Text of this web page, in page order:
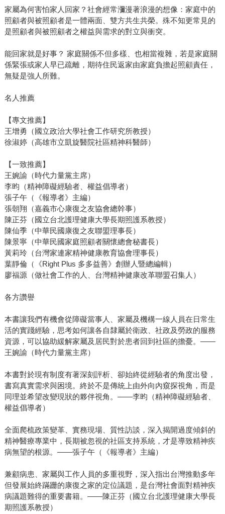
家屬為何害怕家人回家？社會經常瀰漫著浪漫的想像：家庭中的
照顧者與被照顧者是一體兩面、雙方共生共榮。殊不知更常見的
是照顧者與被照顧者之權益與需求的對立與衝突。
能回家就是好事？ 家庭關係不但多樣、也相當複雜，若是家庭關
係緊張或家人早已疏離，期待住民返家由家庭負擔起照顧責任，
無疑是強人所難。
名人推薦
【專文推薦】
王增勇（國立政治大學社會工作研究所教授）
徐淑婷（高雄市立凱旋醫院社區精神科醫師）
【一致推薦】
王婉諭（時代力量黨主席）
李昀（精神障礙經驗者、權益倡導者）
張子午（《報導者》主編）
張朝翔（嘉義市心康復之友協會總幹事）
陳正芬（國立台北護理健康大學長期照護系教授）
陳仙季（中華民國康復之友聯盟理事長）
陳景寧（中華民國家庭照顧者關懷總會秘書長）
黃莉玲（台灣家連家精神健康教育協會理事長）
葉靜倫（《Right Plus 多多益善》創辦人暨總編輯）
廖福源（做社會工作的人、台灣精神健康改革聯盟召集人）
各方讚譽
本書讓我們有機會從障礙當事⼈、家屬及機構⼀線⼈員在⽇常⽣
活的實踐經驗，思考如何讓各⾃隸屬於衛政、社政及勞政的服務
資源，可以協助緩解家屬及居⺠對於患者回到社區的擔憂。——
王婉諭（時代力量黨主席）
本書對於現有制度有著深刻評析、卻始終從經驗者的角度出發，
書寫真實需求與困境。終於不是傳統上由外向內窺探視角，而是
同理並希望改變現狀的夥伴視角。——李昀（精神障礙經驗者、
權益倡導者）
全面爬梳政策變革、實務現場、質性訪談，深入揭開過度傾斜的
精神醫療專業中，長期被忽視的社區支持系統，才是導致精神疾
病無望的根源。——張子午（《報導者》主編）
兼顧病患、家屬與工作人員的多重視野，深入指出台灣推動多年
但發展始終蹣跚的康復之家的定位議題，是台灣社會面對精神疾
病議題難得的重要書籍。——陳正芬（國立台北護理健康大學長
期照護系教授）